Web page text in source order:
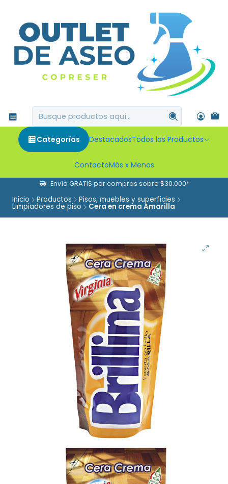
Categorías DestacadosTodos los Productos
ContactoMás x Menos
Envío GRATIS por compras sobre $30.000*
Inicio Productos Pisos, muebles y superficies
Limpiadores de piso Cera en crema Amarilla